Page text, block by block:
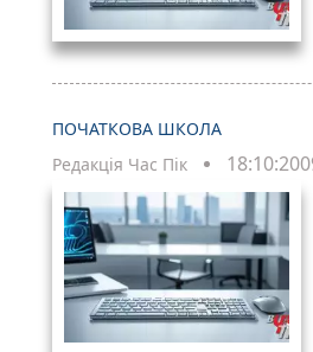
ПОЧАТКОВА ШКОЛА
Редакція Час Пік